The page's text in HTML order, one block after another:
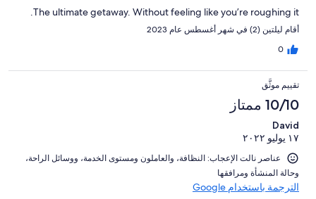
The ultimate getaway. Without feeling like you’re roughing it.
أقام ليلتين (2) في شهر أغسطس عام 2023
0
تقييم موثَّق
10/10 ممتاز
David
١٧ يوليو ٢٠٢٢
عناصر نالت الإعجاب: ⁦النظافة⁩، و⁦العاملون ومستوى الخدمة⁩، و⁦وسائل الراحة⁩،
و⁦حالة المنشأة ومرافقها⁩
الترجمة باستخدام Google